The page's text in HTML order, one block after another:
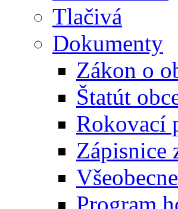
Tlačivá
Dokumenty
Zákon o
Štatút
Rokovací
Zápisnice
Program